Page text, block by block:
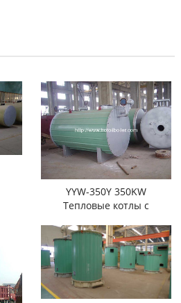
YYW-350Y 350KW
Тепловые котлы с